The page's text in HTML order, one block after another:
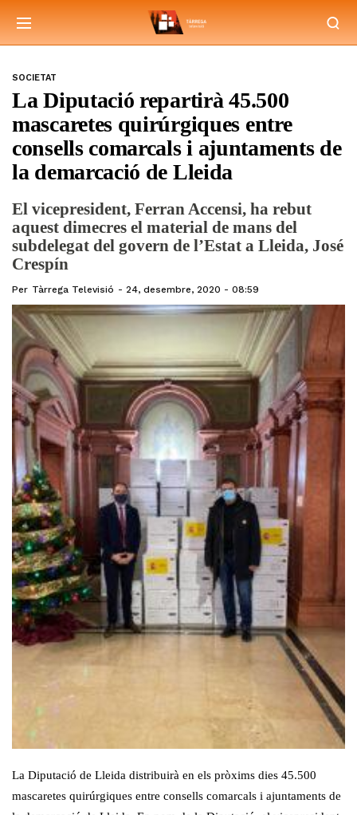
SOCIETAT
La Diputació repartirà 45.500
mascaretes quirúrgiques entre
consells comarcals i ajuntaments de
la demarcació de Lleida
El vicepresident, Ferran Accensi, ha rebut
aquest dimecres el material de mans del
subdelegat del govern de l’Estat a Lleida, José
Crespín
Per Tàrrega Televisió 24, desembre, 2020 - 08:59
La Diputació de Lleida distribuirà en els pròxims dies 45.500
mascaretes quirúrgiques entre consells comarcals i ajuntaments de